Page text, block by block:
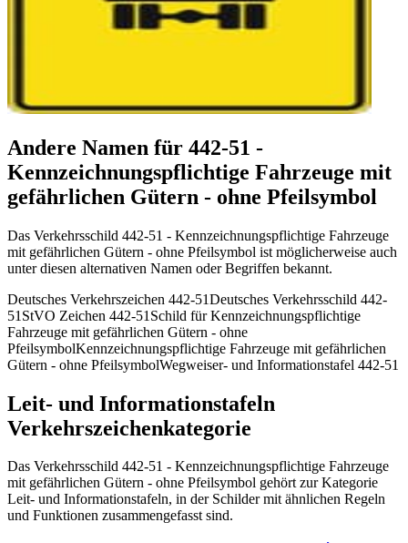
Andere Namen für 442-51 -
Kennzeichnungspflichtige Fahrzeuge mit
gefährlichen Gütern - ohne Pfeilsymbol
Das Verkehrsschild 442-51 - Kennzeichnungspflichtige Fahrzeuge
mit gefährlichen Gütern - ohne Pfeilsymbol ist möglicherweise auch
unter diesen alternativen Namen oder Begriffen bekannt.
Deutsches Verkehrszeichen 442-51Deutsches Verkehrsschild 442-
51 StVO Zeichen 442-51 Schild für Kennzeichnungspflichtige
Fahrzeuge mit gefährlichen Gütern - ohne
PfeilsymbolKennzeichnungspflichtige Fahrzeuge mit gefährlichen
Gütern - ohne PfeilsymbolWegweiser- und Informationstafel 442-51
Leit- und Informationstafeln
Verkehrszeichenkategorie
Das Verkehrsschild 442-51 - Kennzeichnungspflichtige Fahrzeuge
mit gefährlichen Gütern - ohne Pfeilsymbol gehört zur Kategorie
Leit- und Informationstafeln, in der Schilder mit ähnlichen Regeln
und Funktionen zusammengefasst sind.